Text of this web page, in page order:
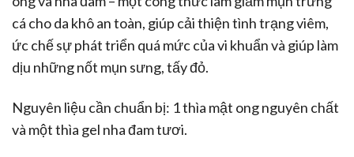
cá cho da khô an toàn, giúp cải thiện tình trạng viêm,
ức chế sự phát triển quá mức của vi khuẩn và giúp làm
dịu những nốt mụn sưng, tấy đỏ.
Nguyên liệu cần chuẩn bị: 1 thìa mật ong nguyên chất
và một thìa gel nha đam tươi.